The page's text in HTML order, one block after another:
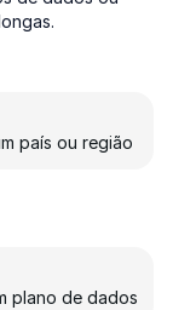
país ou região
plano de dados